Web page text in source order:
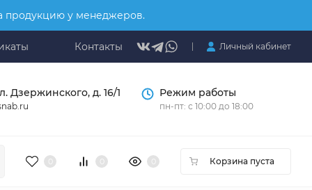
продукцию у менеджеров.
Контакты Личный кабинет
Дзержинского, д. 16/1 Режим работы
пн-пт: с 10:00 до 18:00
Корзина пуста